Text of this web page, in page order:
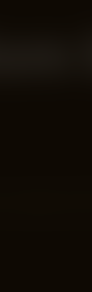
loggan på